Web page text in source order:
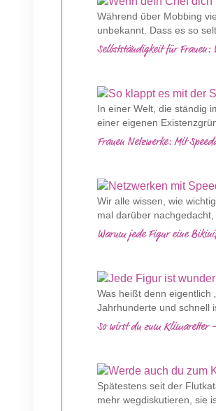
Während über Mobbing
unbekannt. Dass es so
Selbstständigkeit für
In einer Welt, die ständig
einer eigenen
Frauen Netzwerke: Mit
Wir alle wissen, wie
mal darüber
Warum jede Figur eine
Was heißt denn eigentlich
Jahrhunderte und schnell
So wirst du zum Klimaretter
Spätestens seit der
mehr wegdiskutieren, sie